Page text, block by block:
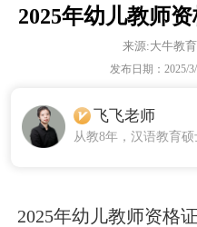
2025年幼儿教师
来源:大牛教育
发布日期：2025/
飞飞老师
从教8年，汉语教育硕
2025年幼儿教师资格